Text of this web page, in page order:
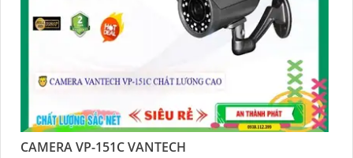
CAMERA VP-151C VANTECH